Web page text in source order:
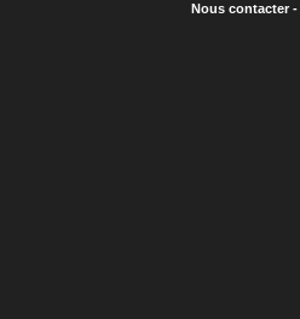
Nous contacter-